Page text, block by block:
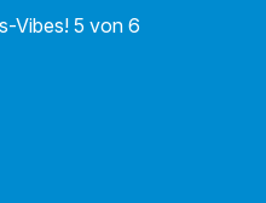
Vibes! 5 von 6